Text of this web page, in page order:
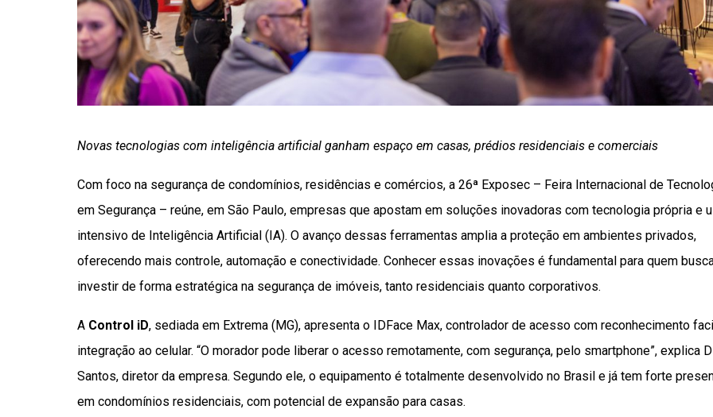
Novas tecnologias com inteligência artificial ganham espaço em casas, prédios residenciais e comerciais
Com foco na segurança de condomínios, residências e comércios, a 26ª Exposec – Feira Internacional de
em Segurança – reúne, em São Paulo, empresas que apostam em soluções inovadoras com tecnologia própria e
intensivo de Inteligência Artificial (IA). O avanço dessas ferramentas amplia a proteção em ambientes privados,
oferecendo mais controle, automação e conectividade. Conhecer essas inovações é fundamental para quem
investir de forma estratégica na segurança de imóveis, tanto residenciais quanto corporativos.
A Control iD, sediada em Extrema (MG), apresenta o IDFace Max, controlador de acesso com reconhecimento
integração ao celular. “O morador pode liberar o acesso remotamente, com segurança, pelo smartphone”, explica
Santos, diretor da empresa. Segundo ele, o equipamento é totalmente desenvolvido no Brasil e já tem forte
em condomínios residenciais, com potencial de expansão para casas.